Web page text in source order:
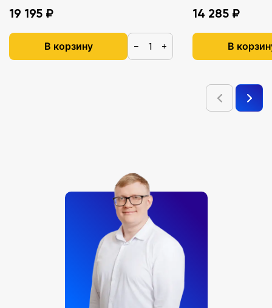
19 195 ₽
В корзину − +
14 285 ₽
В